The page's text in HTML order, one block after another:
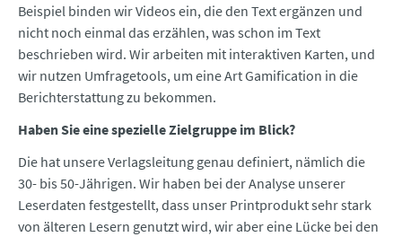
Beispiel binden wir Videos ein, die den Text ergänzen und
nicht noch einmal das erzählen, was schon im Text
beschrieben wird. Wir arbeiten mit interaktiven Karten, und
wir nutzen Umfragetools, um eine Art Gamification in die
Berichterstattung zu bekommen.
Haben Sie eine spezielle Zielgruppe im Blick?
Die hat unsere Verlagsleitung genau definiert, nämlich die
30- bis 50-Jährigen. Wir haben bei der Analyse unserer
Leserdaten festgestellt, dass unser Printprodukt sehr stark
von älteren Lesern genutzt wird, wir aber eine Lücke bei den